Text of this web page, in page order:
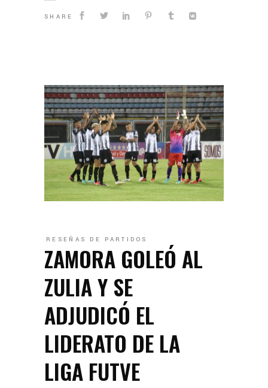
SHARE
RESEÑAS DE PARTIDOS
ZAMORA GOLEÓ AL
ZULIA Y SE
ADJUDICÓ EL
LIDERATO DE LA
LIGA FUTVE